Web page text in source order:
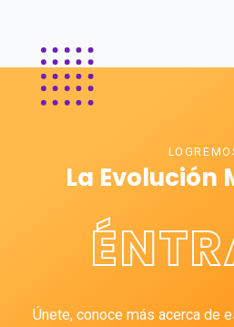
La Evolución
Únete, conoce más acerca de